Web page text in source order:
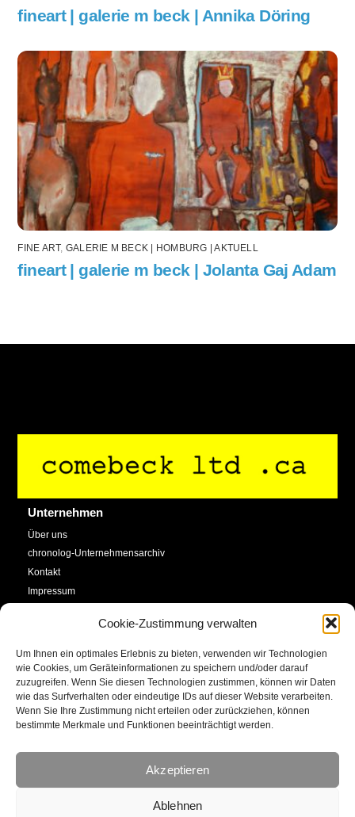
Cookie-Zustimmung verwalten
Um Ihnen ein optimales Erlebnis zu bieten, verwenden wir Technologien
wie Cookies, um Geräteinformationen zu speichern und/oder darauf
zuzugreifen. Wenn Sie diesen Technologien zustimmen, können wir Daten
wie das Surfverhalten oder eindeutige IDs auf dieser Website verarbeiten.
Wenn Sie Ihre Zustimmung nicht erteilen oder zurückziehen, können
bestimmte Merkmale und Funktionen beeinträchtigt werden.
Akzeptieren
Ablehnen
fineart | galerie m beck | Annika Döring
FINE ART, GALERIE M BECK | HOMBURG | AKTUELL
fineart | galerie m beck | Jolanta Gaj Adam
Back
Unternehmen
Über uns
chronolog-Unternehmensarchiv
Kontakt
Impressum
Cookie-Richtlinie (EU)
Service
SHOP
Newsletter
Kalender
Social Media
Facebook